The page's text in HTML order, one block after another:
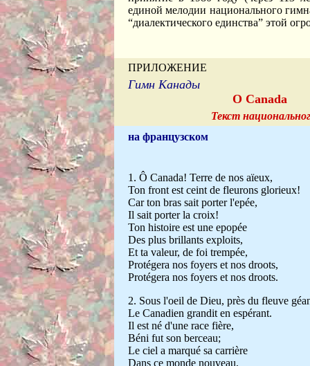
единой мелодии национального
“диалектического единства” этой
ПРИЛОЖЕНИЕ
Гимн Канады
O Canada
Текст
на французском
1. Ô Canada! Terre de nos aïeux,
Ton front est ceint de fleurons glorieux!
Car ton bras sait porter l'epée,
Il sait porter la croix!
Ton histoire est une epopée
Des plus brillants exploits,
Et ta valeur, de foi trempée,
Protégera nos foyers et nos droоts,
Protégera nos foyers et nos droоts.
2. Sous l'oeil de Dieu, près du fleuve
Le Canadien grandit en espérant.
Il est né d'une race fière,
Béni fut son berceau;
Le ciel a marqué sa carrière
Dans ce monde nouveau,